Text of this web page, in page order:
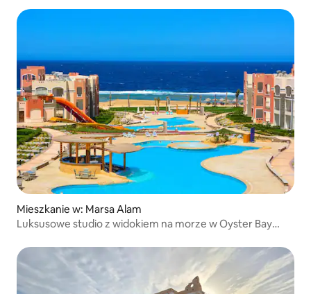
Mieszkanie w: Marsa Alam
Luksusowe studio z widokiem na morze w Oyster Bay